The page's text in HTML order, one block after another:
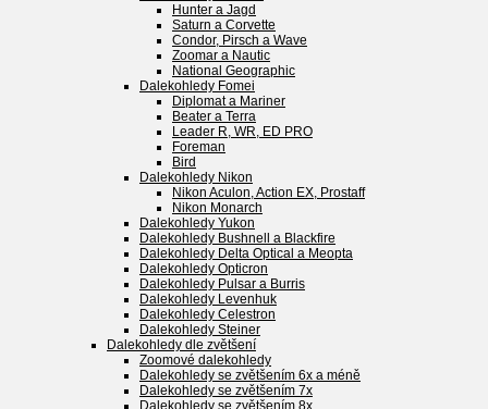
Hunter a Jagd
Saturn a Corvette
Condor, Pirsch a Wave
Zoomar a Nautic
National Geographic
Dalekohledy Fomei
Diplomat a Mariner
Beater a Terra
Leader R, WR, ED PRO
Foreman
Bird
Dalekohledy Nikon
Nikon Aculon, Action EX, Prostaff
Nikon Monarch
Dalekohledy Yukon
Dalekohledy Bushnell a Blackfire
Dalekohledy Delta Optical a Meopta
Dalekohledy Opticron
Dalekohledy Pulsar a Burris
Dalekohledy Levenhuk
Dalekohledy Celestron
Dalekohledy Steiner
Dalekohledy dle zvětšení
Zoomové dalekohledy
Dalekohledy se zvětšením 6x a méně
Dalekohledy se zvětšením 7x
Dalekohledy se zvětšením 8x